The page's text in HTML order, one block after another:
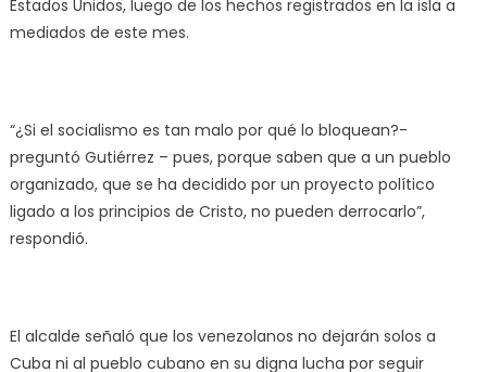
Estados Unidos, luego de los hechos registrados en la isla a
mediados de este mes.
“¿Si el socialismo es tan malo por qué lo bloquean?-
preguntó Gutiérrez – pues, porque saben que a un pueblo
organizado, que se ha decidido por un proyecto político
ligado a los principios de Cristo, no pueden derrocarlo”,
respondió.
El alcalde señaló que los venezolanos no dejarán solos a
Cuba ni al pueblo cubano en su digna lucha por seguir